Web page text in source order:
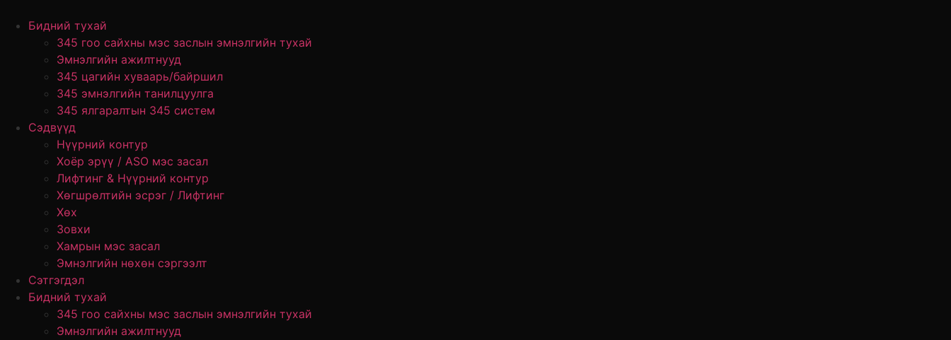
Бидний тухай
345 гоо сайхны мэс заслын эмнэлгийн тухай
Эмнэлгийн ажилтнууд
345 цагийн хуваарь/байршил
345 эмнэлгийн танилцуулга
345 ялгаралтын 345 систем
Сэдвүүд
Нүүрний контур
Хоёр эрүү / ASO мэс засал
Лифтинг & Нүүрний контур
Хөгшрөлтийн эсрэг / Лифтинг
Хөх
Зовхи
Хамрын мэс засал
Эмнэлгийн нөхөн сэргээлт
Сэтгэгдэл
Бидний тухай
345 гоо сайхны мэс заслын эмнэлгийн тухай
Эмнэлгийн ажилтнууд